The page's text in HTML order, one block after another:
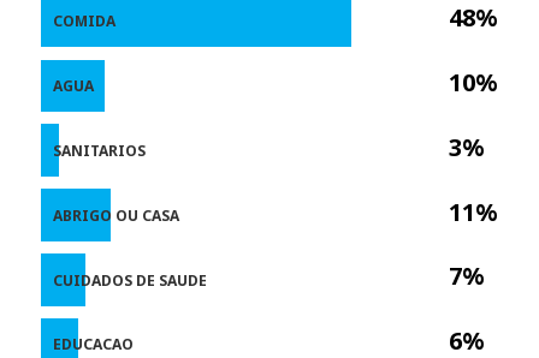
48%
10%
3%
11%
7%
6%
COMIDA
AGUA
SANITARIOS
ABRIGO OU CASA
CUIDADOS DE SAUDE
EDUCACAO